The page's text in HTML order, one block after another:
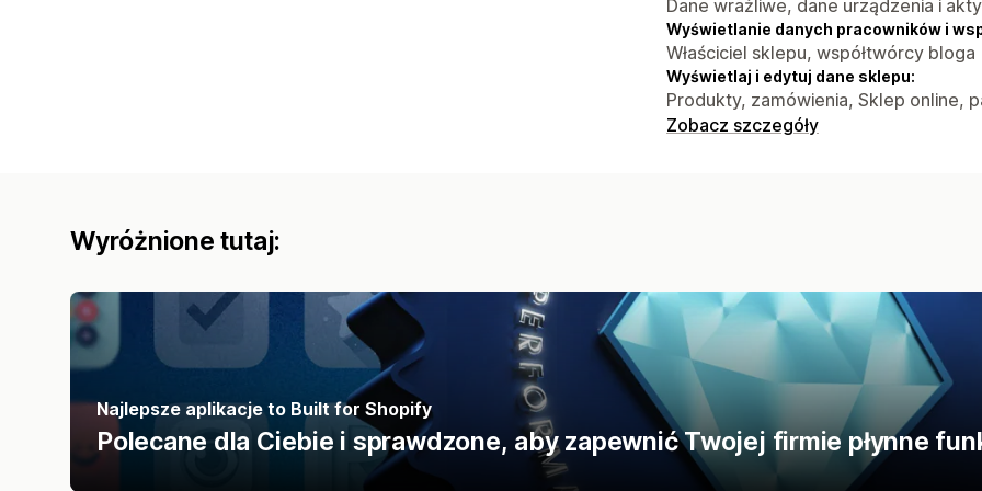
Dane wrażliwe, dane urządzenia i
Wyświetlanie danych pracowników i
Właściciel sklepu, współtwórcy bloga
Wyświetlaj i edytuj dane sklepu:
Produkty, zamówienia, Sklep online,
Zobacz szczegóły
Wyróżnione tutaj:
Najlepsze aplikacje to Built for Shopify
Polecane dla Ciebie i sprawdzone, aby zapewnić Twojej firmie płynne